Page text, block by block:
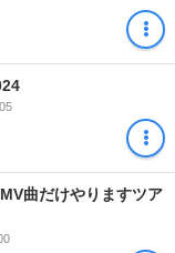
曲だけやりますツア